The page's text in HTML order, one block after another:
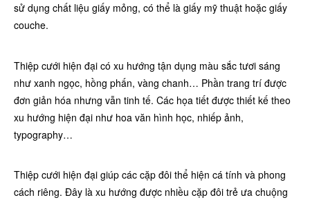
sử dụng chất liệu giấy mỏng, có thể là giấy mỹ thuật hoặc giấy
couche.
Thiệp cưới hiện đại có xu hướng tận dụng màu sắc tươi sáng
như xanh ngọc, hồng phấn, vàng chanh… Phần trang trí được
đơn giản hóa nhưng vẫn tinh tế. Các họa tiết được thiết kế theo
xu hướng hiện đại như hoa văn hình học, nhiếp ảnh,
typography…
Thiệp cưới hiện đại giúp các cặp đôi thể hiện cá tính và phong
cách riêng. Đây là xu hướng được nhiều cặp đôi trẻ ưa chuộng